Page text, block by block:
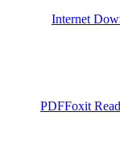
Internet
Foxit